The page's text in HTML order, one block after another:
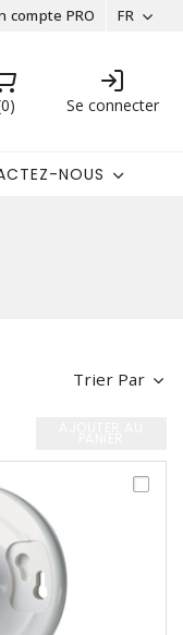
compte PRO FR
0 Se connecter
NOUS
Trier Par